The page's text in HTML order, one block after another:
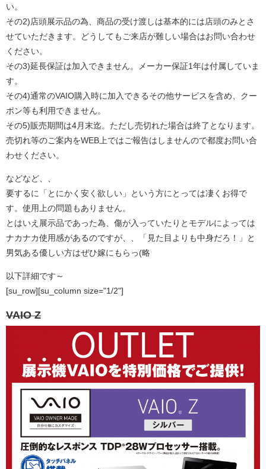
い。
その2)店頭展示品の為、商品の受け渡しは基本的には店頭のみとさ
せていただきます。どうしてもご来店が難しい場合はお問い合わせ
ください。
その3)延長保証は加入できません。メーカー保証1年は付属していま
す。
その4)通常のVAIO購入時に加入できるその他サービスを含め、クー
ポン等も利用できません。
その5)販売期間は4月末迄。ただし売切れた場合は終了となります。
売切れ等のご案内をWEB上ではご報告はしませんので都度お問い合
わせください。
などなど、、
要するに「とにかく安く欲しい」という方にとっては凄くお得で
す。使用上の問題もありません。
とはいえ展示品であった為、傷が入っていたりとモデルによっては
ナカナカ使用感があるのですが、、「見た目よりも中身だろ！」と
男気ある優しい方はぜひ嫁にもらっ(略
以下詳細です～
[su_row][su_column size="1/2"]
VAIO Z